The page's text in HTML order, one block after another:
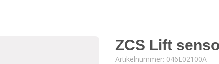
ZCS Lift
Artikelnummer: 046E02100A